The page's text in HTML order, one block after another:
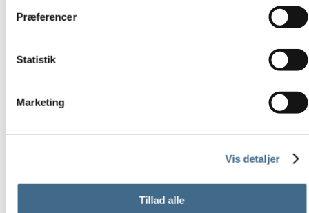
Præferencer
Statistik
Marketing
Vis detaljer
Tillad alle
Print og Rammer
ATWS